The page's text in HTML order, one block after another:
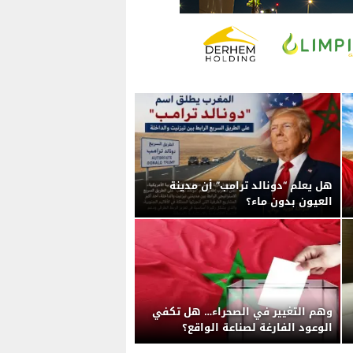
هل يعلم “دونالد ترامب” أن مدينة
العيون بدون ماء؟
وهم التغيير في الصحراء… هل تكفي
الوعود الفارغة لصناعة الواقع؟